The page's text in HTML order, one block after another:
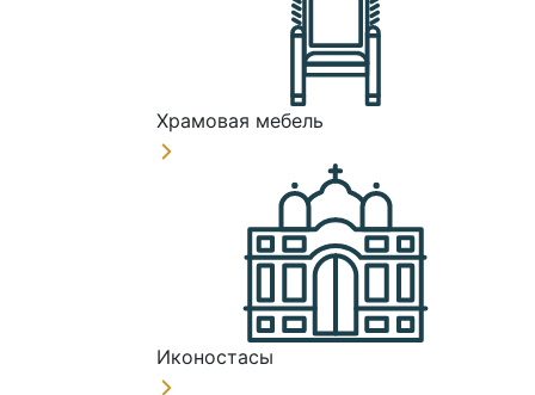
Храмовая мебель
Иконостасы